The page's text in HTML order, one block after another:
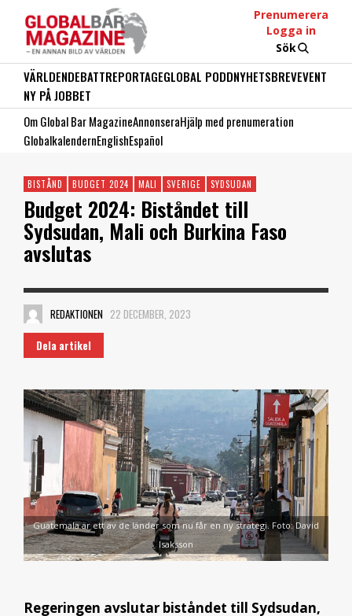
Prenumerera
Logga in
Sök
VÄRLDENDEBATTREPORTAGEGLOBAL PODDNYHETSBREVEVENT
NY PÅ JOBBET
Om Global Bar MagazineAnnonseraHjälp med prenumeration
GlobalkalendernEnglishEspañol
BISTÅND BUDGET 2024 MALI SVERIGE SYDSUDAN
Budget 2024: Biståndet till
Sydsudan, Mali och Burkina Faso
avslutas
REDAKTIONEN 22 DECEMBER, 2023
Dela artikel
Guatemala är ett av de länder som nu får en ny strategi. Foto: David
Isaksson
Regeringen avslutar biståndet till Sydsudan,